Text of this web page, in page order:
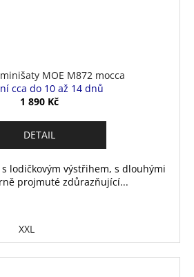
MOE M872 mocca
cca do 10 až 14 dnů
1 890 Kč
DETAIL
lodičkovým výstřihem, s dlouhými
projmuté zdůrazňující...
XXL